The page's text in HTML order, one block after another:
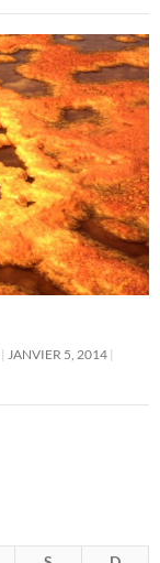
JANVIER 5, 2014